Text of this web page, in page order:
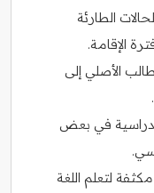
الطارئة
الإقامة.
الأصلي إلى
في بعض
لتعلم اللغة